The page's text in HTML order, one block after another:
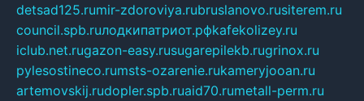
detsad125.rumir-zdoroviya.rubruslanovo.rusiterem.ru
council.spb.ruлодкипатриот.рфkafekolizey.ru
iclub.net.rugazon-easy.rusugarepilekb.rugrinox.ru
pylesostineco.rumsts-ozarenie.rukameryjooan.ru
artemovskij.rudopler.spb.ruaid70.rumetall-perm.ru